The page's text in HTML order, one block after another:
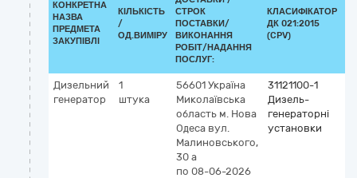
КОНКРЕТНА
НАЗВА
ПРЕДМЕТА
ЗАКУПІВЛІ
КІЛЬКІСТЬ
/
ОД.ВИМІРУ
СТРОК
ПОСТАВКИ/
ВИКОНАННЯ
РОБІТ/НАДАННЯ
ПОСЛУГ:
КЛАСИФІКАТОР
ДК 021:2015
(CPV)
Дизельний
генератор
1
штука
56601 Україна
Миколаївська
область м. Нова
Одеса вул.
Малиновського,
30 а
по 08-06-2026
31121100-1
Дизель-
генераторні
установки